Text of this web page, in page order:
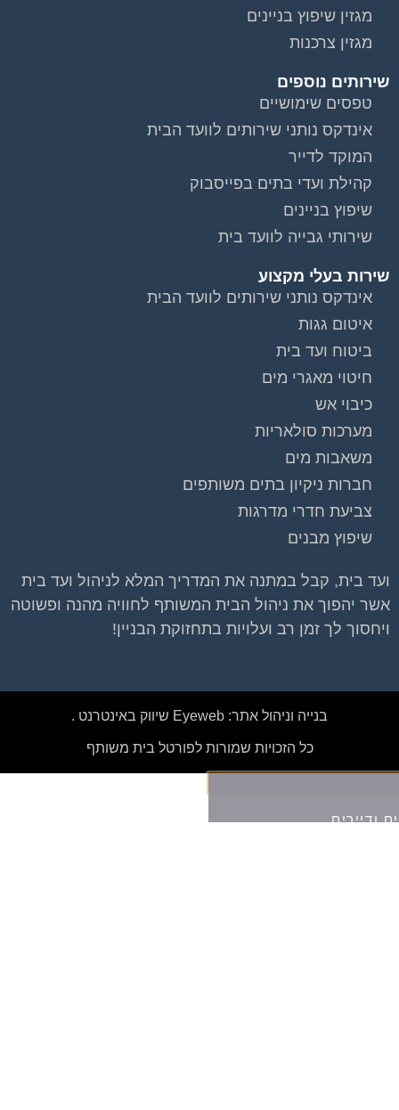
מגזין שיפוץ בניינים
מגזין צרכנות
שירותים נוספים
טפסים שימושיים
אינדקס נותני שירותים לוועד הבית
המוקד לדייר
קהילת ועדי בתים בפייסבוק
שיפוץ בניינים
שירותי גבייה לוועד בית
שירות בעלי מקצוע
אינדקס נותני שירותים לוועד הבית
איטום גגות
ביטוח ועד בית
חיטוי מאגרי מים
כיבוי אש
מערכות סולאריות
משאבות מים
חברות ניקיון בתים משותפים
צביעת חדרי מדרגות
שיפוץ מבנים
ועד בית, קבל במתנה את המדריך המלא לניהול ועד בית
אשר יהפוך את ניהול הבית המשותף לחוויה מהנה ופשוטה
ויחסוך לך זמן רב ועלויות בתחזוקת הבניין!
בנייה וניהול אתר: Eyeweb שיווק באינטרנט .
כל הזכויות שמורות לפורטל בית משותף
וועדי בתים ודיירים
הצטרפו עכשיו לקבוצת
הפייסבוק הגדולה
בישראל הנותנת מענה
המשותף!!!
להצטרפות לחצו על התמונה או על הכפתור ושלחו בקשת
לחץ למעבר לקבוצה